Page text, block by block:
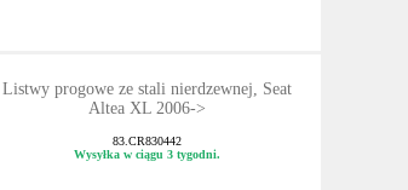
Listwy progowe ze stali nierdzewnej, Seat
Altea XL 2006->
83.CR830442
Wysyłka w ciągu 3 tygodni.